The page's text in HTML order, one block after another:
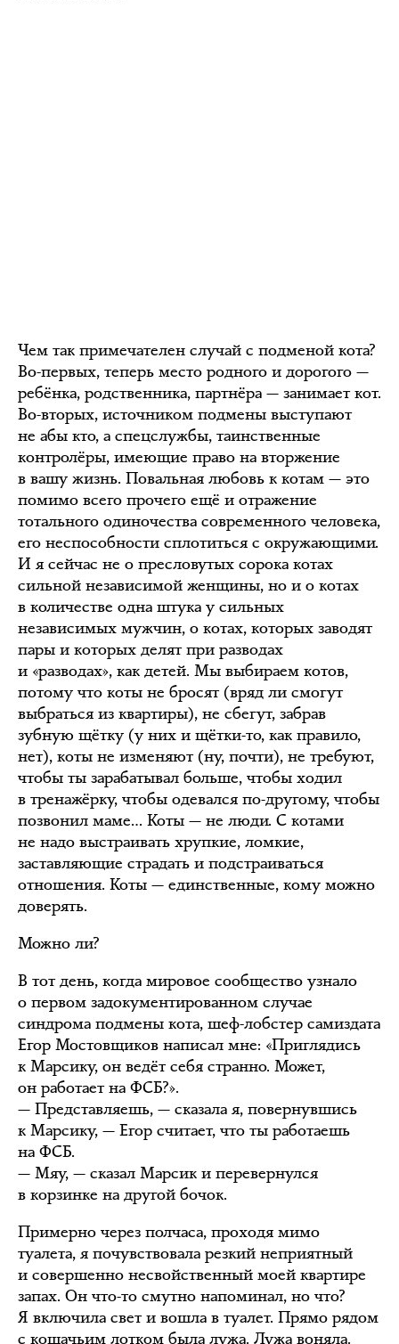
Чем так примечателен случай с подменой кота?
Во-первых, теперь место родного и дорогого —
ребёнка, родственника, партнёра — занимает кот.
Во-вторых, источником подмены выступают
не абы кто, а спецслужбы, таинственные
контролёры, имеющие право на вторжение
в вашу жизнь. Повальная любовь к котам — это
помимо всего прочего ещё и отражение
тотального одиночества современного человека,
его неспособности сплотиться с окружающими.
И я сейчас не о пресловутых сорока котах
сильной независимой женщины, но и о котах
в количестве одна штука у сильных
независимых мужчин, о котах, которых заводят
пары и которых делят при разводах
и «разводах», как детей. Мы выбираем котов,
потому что коты не бросят (вряд ли смогут
выбраться из квартиры), не сбегут, забрав
зубную щётку (у них и щётки-то, как правило,
нет), коты не изменяют (ну, почти), не требуют,
чтобы ты зарабатывал больше, чтобы ходил
в тренажёрку, чтобы одевался по-другому, чтобы
позвонил маме… Коты — не люди. С котами
не надо выстраивать хрупкие, ломкие,
заставляющие страдать и подстраиваться
отношения. Коты — единственные, кому можно
доверять.
Можно ли?
В тот день, когда мировое сообщество узнало
о первом задокументированном случае
синдрома подмены кота, шеф-лобстер самиздата
Егор Мостовщиков написал мне: «Приглядись
к Марсику, он ведёт себя странно. Может,
он работает на ФСБ?».
— Представляешь, — сказала я, повернувшись
к Марсику, — Егор считает, что ты работаешь
на ФСБ.
— Мяу, — сказал Марсик и перевернулся
в корзинке на другой бочок.
Примерно через полчаса, проходя мимо
туалета, я почувствовала резкий неприятный
и совершенно несвойственный моей квартире
запах. Он что-то смутно напоминал, но что?
Я включила свет и вошла в туалет. Прямо рядом
с кошачьим лотком была лужа. Лужа воняла.